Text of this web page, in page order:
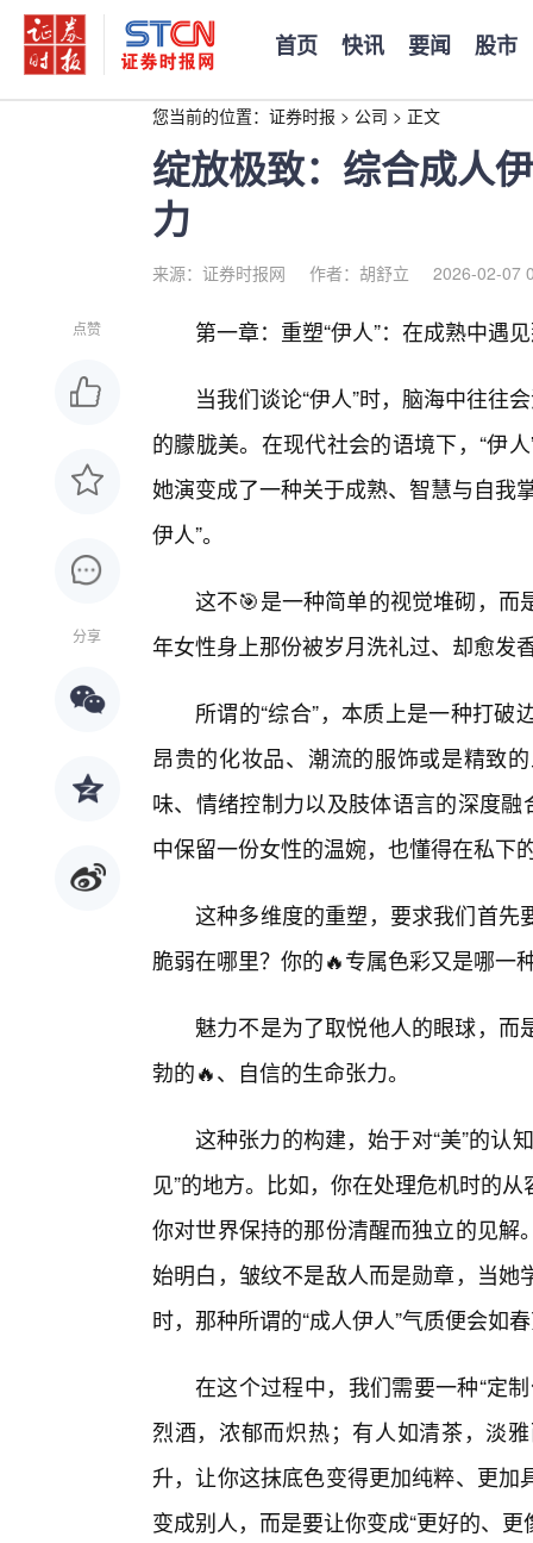
首页 快讯 要闻 股市
您当前的位置： 证券时报 > 公司 > 正文
绽放极致：综合成人
力
来源：证券时报网 作者：胡舒立 2026-02-07
点赞
分享
第一章：重塑“伊人”：在成熟中遇
当我们谈论“伊人”时，脑海中往往
的朦胧美。在现代社会的语境下，“伊
她演变成了一种关于成熟、智慧与自我
伊人”。
这不🎯是一种简单的视觉堆砌，而
年女性身上那份被岁月洗礼过、却愈发
所谓的“综合”，本质上是一种打
昂贵的化妆品、潮流的服饰或是精致
味、情绪控制力以及肢体语言的深度
中保留一份女性的温婉，也懂得在私下
这种多维度的重塑，要求我们首先
脆弱在哪里？你的🔥专属色彩又是哪一
魅力不是为了取悦他人的眼球，
勃的🔥、自信的生命张力。
这种张力的构建，始于对“美”的认
见”的地方。比如，你在处理危机时的
你对世界保持的那份清醒而独立的见
始明白，皱纹不是敌人而是勋章，当
时，那种所谓的“成人伊人”气质便会如
在这个过程中，我们需要一种“定
烈酒，浓郁而炽热；有人如清茶，淡
升，让你这抹底色变得更加纯粹、更
变成别人，而是要让你变成“更好的、更